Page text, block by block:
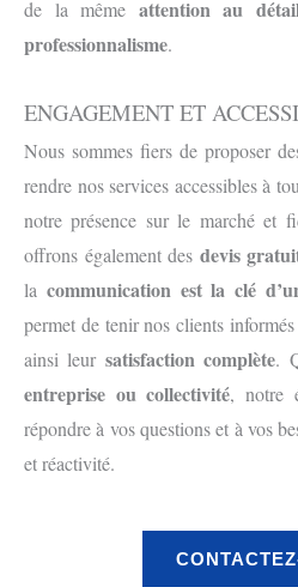
de la même attention au
professionnalisme.
ENGAGEMENT ET
Nous sommes fiers de proposer
rendre nos services accessibles à
notre présence sur le marché et
offrons également des devis
la communication est la clé
permet de tenir nos clients
ainsi leur satisfaction complète.
entreprise ou collectivité, notre
répondre à vos questions et à vos
et réactivité.